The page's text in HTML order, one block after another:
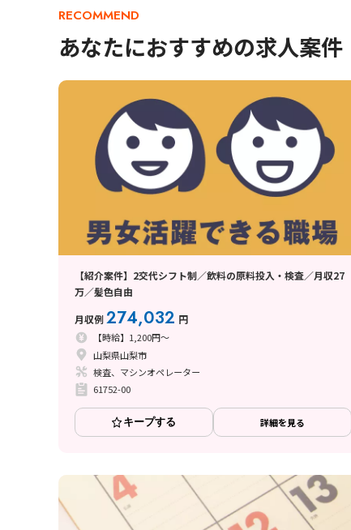
RECOMMEND
あなたにおすすめの求人案件
【紹介案件】2交代シフト制／飲料の原料投入・検査／月収27
万／髪色自由
月収例274,032 円
【時給】1,200円～
山梨県山梨市
検査、マシンオペレーター
61752-00
キープする 詳細を見る